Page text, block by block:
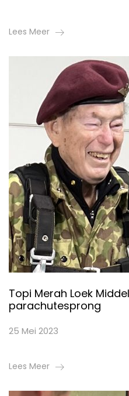
Lees Meer
Topi Merah Loek
parachutesprong
25 Mei 2023
Lees Meer